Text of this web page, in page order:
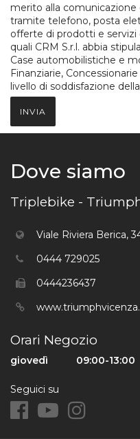
merito alla
tramite telefono, posta
offerte di prodotti e servizi
quali CRM S.r.l. abbia
Case automobilistiche e
Finanziarie,
livello di soddisfazione
INVIA
Dove siamo
Triplebike -
Viale Riviera Berica,
0444 729025
0444236437
Orari Negozio
giovedì 09:00-13:00
Seguici su